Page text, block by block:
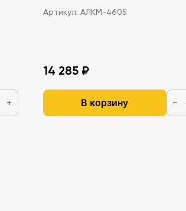
+
Артикул: АЛКМ-4605
14 285 ₽
В корзину −